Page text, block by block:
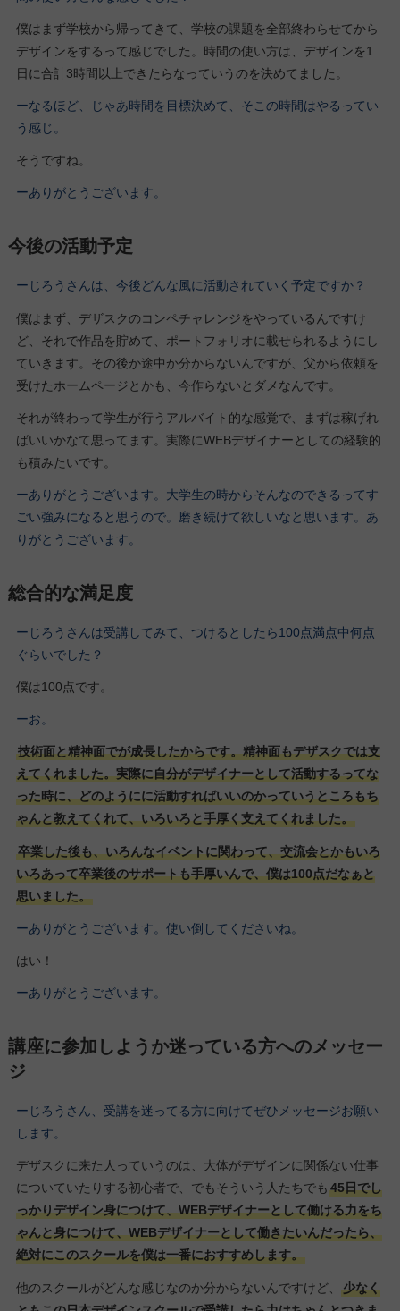
僕はまず学校から帰ってきて、学校の課題を全部終わらせてから
デザインをするって感じでした。時間の使い方は、デザインを1
日に合計3時間以上できたらなっていうのを決めてました。
ーなるほど、じゃあ時間を目標決めて、そこの時間はやるってい
う感じ。
そうですね。
ーありがとうございます。
今後の活動予定
ーじろうさんは、今後どんな風に活動されていく予定ですか？
僕はまず、デザスクのコンペチャレンジをやっているんですけ
ど、それで作品を貯めて、ポートフォリオに載せられるようにし
ていきます。その後か途中か分からないんですが、父から依頼を
受けたホームページとかも、今作らないとダメなんです。
それが終わって学生が行うアルバイト的な感覚で、まずは稼げれ
ばいいかなて思ってます。実際にWEBデザイナーとしての経験的
も積みたいです。
ーありがとうございます。大学生の時からそんなのできるってす
ごい強みになると思うので。磨き続けて欲しいなと思います。あ
りがとうございます。
総合的な満足度
ーじろうさんは受講してみて、つけるとしたら100点満点中何点
ぐらいでした？
僕は100点です。
ーお。
技術面と精神面でが成長したからです。精神面もデザスクでは支
えてくれました。実際に自分がデザイナーとして活動するってな
った時に、どのようにに活動すればいいのかっていうところもち
ゃんと教えてくれて、いろいろと手厚く支えてくれました。
卒業した後も、いろんなイベントに関わって、交流会とかもいろ
いろあって卒業後のサポートも手厚いんで、僕は100点だなぁと
思いました。
ーありがとうございます。使い倒してくださいね。
はい！
ーありがとうございます。
講座に参加しようか迷っている方へのメッセー
ジ
ーじろうさん、受講を迷ってる方に向けてぜひメッセージお願い
します。
デザスクに来た人っていうのは、大体がデザインに関係ない仕事
についていたりする初心者で、でもそういう人たちでも 45日でし
っかりデザイン身につけて、WEBデザイナーとして働ける力をち
ゃんと身につけて、WEBデザイナーとして働きたいんだったら、
絶対にこのスクールを僕は一番におすすめします。
他のスクールがどんな感じなのか分からないんですけど、
少なく